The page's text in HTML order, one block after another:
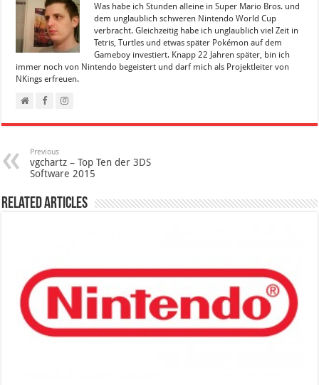
Was habe ich Stunden alleine in Super Mario Bros. und
dem unglaublich schweren Nintendo World Cup
verbracht. Gleichzeitig habe ich unglaublich viel Zeit in
Tetris, Turtles und etwas später Pokémon auf dem
Gameboy investiert. Knapp 22 Jahren später, bin ich
immer noch von Nintendo begeistert und darf mich als Projektleiter von
NKings erfreuen.
Previous
vgchartz – Top Ten der 3DS
Software 2015
Related Articles